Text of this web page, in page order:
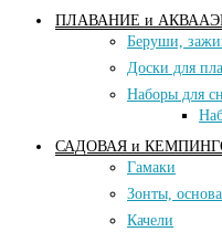
ПЛАВАНИЕ и
Беруши,
Доски для
Наборы для
САДОВАЯ и
Гамаки
Зонты,
Качели